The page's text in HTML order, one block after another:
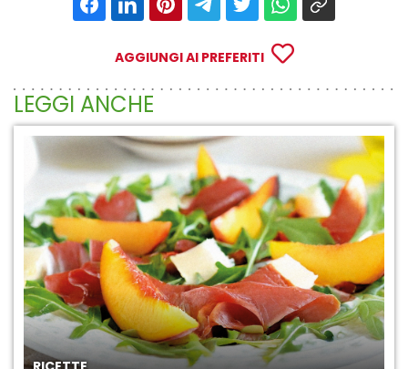
AGGIUNGI AI PREFERITI
LEGGI ANCHE